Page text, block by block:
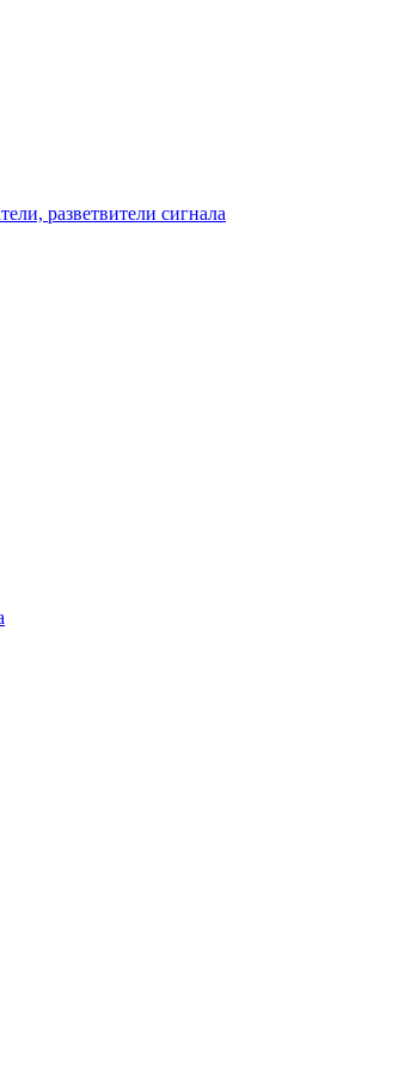
разветвители сигнала